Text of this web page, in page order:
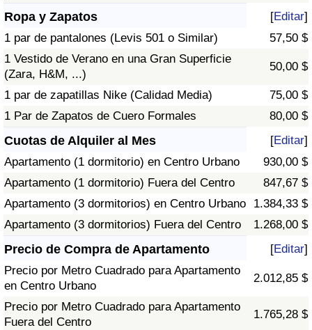
Ropa y Zapatos [Editar]
1 par de pantalones (Levis 501 o Similar)
57,50 $
1 Vestido de Verano en una Gran Superficie
(Zara, H&M, ...)
50,00 $
1 par de zapatillas Nike (Calidad Media)
75,00 $
1 Par de Zapatos de Cuero Formales
80,00 $
Cuotas de Alquiler al Mes [Editar]
Apartamento (1 dormitorio) en Centro Urbano
930,00 $
Apartamento (1 dormitorio) Fuera del Centro
847,67 $
Apartamento (3 dormitorios) en Centro Urbano
1.384,33 $
Apartamento (3 dormitorios) Fuera del Centro
1.268,00 $
Precio de Compra de Apartamento [Editar]
Precio por Metro Cuadrado para Apartamento
en Centro Urbano
2.012,85 $
Precio por Metro Cuadrado para Apartamento
Fuera del Centro
1.765,28 $